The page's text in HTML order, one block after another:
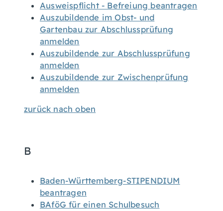
Ausweispflicht - Befreiung beantragen
Auszubildende im Obst- und
Gartenbau zur Abschlussprüfung
anmelden
Auszubildende zur Abschlussprüfung
anmelden
Auszubildende zur Zwischenprüfung
anmelden
zurück nach oben
B
Baden-Württemberg-STIPENDIUM
beantragen
BAföG für einen Schulbesuch